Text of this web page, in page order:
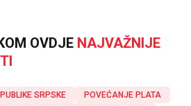
OVDJE NAJVAŽNIJE
SRPSKE
POVEĆANJE PLATA